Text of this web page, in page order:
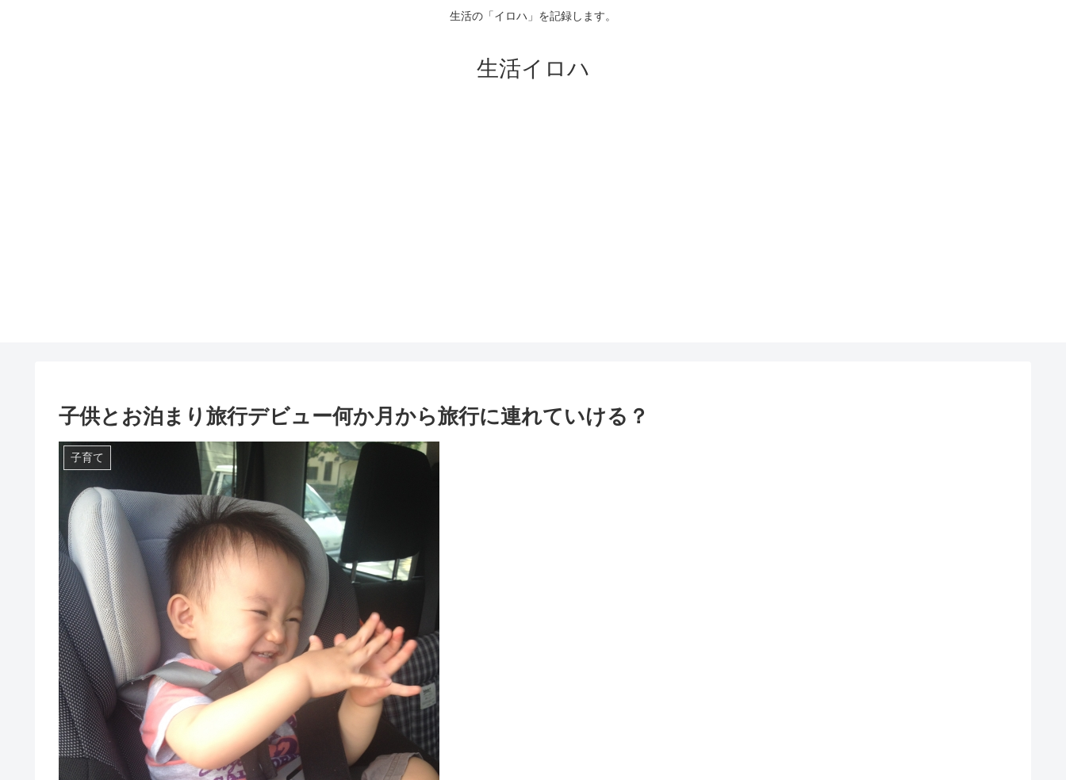
生活の「イロハ」を記録します。
生活イロハ
子供とお泊まり旅行デビュー何か月から旅行に連れていける？
子育て